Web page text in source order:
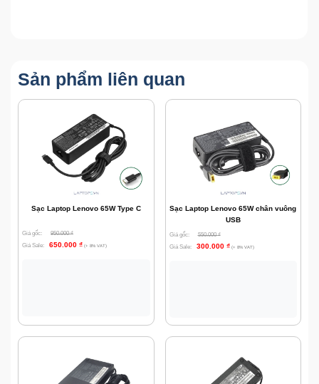
Sản phẩm liên quan
Sạc Laptop Lenovo 65W Type C
Giá gốc: 950.000₫
Giá Sale:
650.000 ₫ (+ 8% VAT)
Sạc Laptop Lenovo 65W chân vuông
USB
Giá gốc: 550.000₫
Giá Sale:
300.000 ₫ (+ 8% VAT)